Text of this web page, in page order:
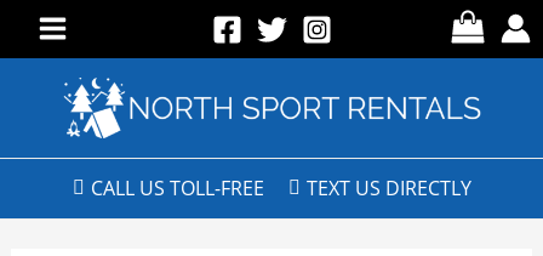
CALL US TOLL-FREE TEXT US DIRECTLY